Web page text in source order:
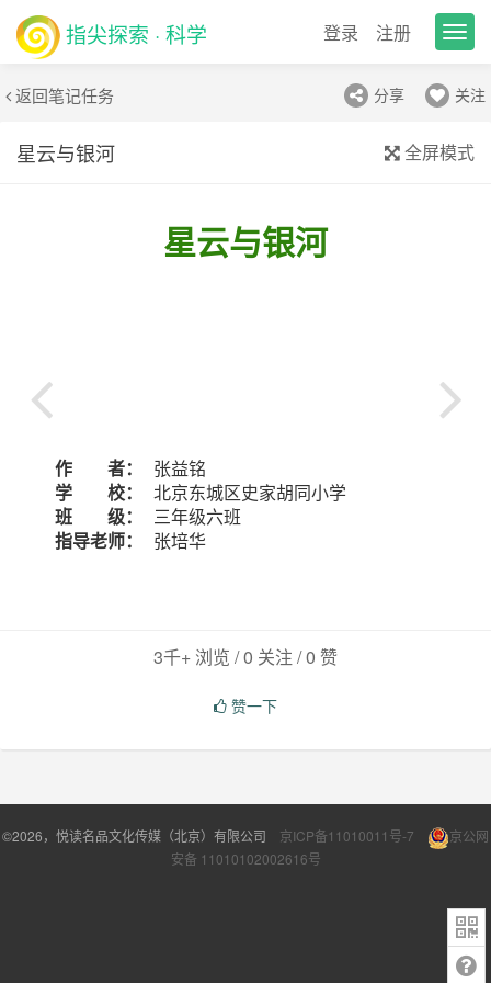
指尖探索 · 科学
T
o
g
e
n
登录 注册
返回笔记任务 分享 关注
星云与银河 全屏模式
星云与银河
作 者：
张益铭
学 校：
北京东城区史家胡同小学
班 级：
三年级六班
指导老师：
张培华
3千+ 浏览 / 0 关注 /0 赞
赞一下
©2026，悦读名品文化传媒（北京）有限公司 京ICP备11010011号-7
京公网
安备 11010102002616号